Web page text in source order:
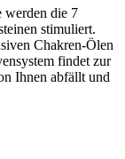
werden die 7
stimuliert.
Chakren-Ölen
findet zur
Ihnen abfällt und